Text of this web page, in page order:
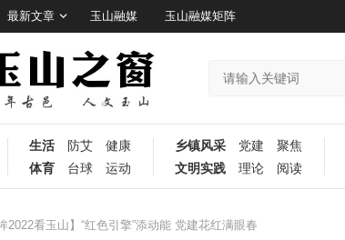
最新文章 玉山融媒 玉山融媒矩阵
生活 防艾
健康
体育
台球 运动
乡镇风采 党建
聚焦
文明实践
理论 阅读
2022看玉山】“红色引擎”添动能 党建花红满眼春